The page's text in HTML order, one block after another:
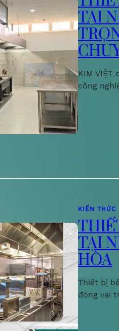
TẠI
KIM VIỆT
công
KIẾN THỨC
TẠI
HÒA
Thiết bị
đóng vai